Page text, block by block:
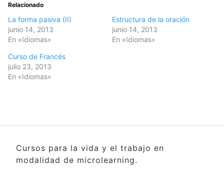
Relacionado
La forma pasiva (II)
junio 14, 2013
En «Idiomas»
Estructura de la oración
junio 14, 2013
En «Idiomas»
Curso de Francés
julio 23, 2013
En «Idiomas»
Cursos para la vida y el trabajo en
modalidad de microlearning.